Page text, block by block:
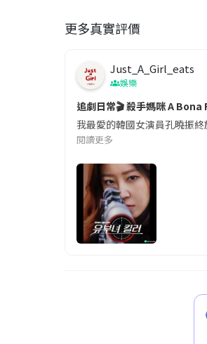
更多真實評價
Just_A_Girl_eats
娛樂
追劇日常🎬 殺手媽咪 A
我最愛的韓國女演員孔曉振
閱讀更多